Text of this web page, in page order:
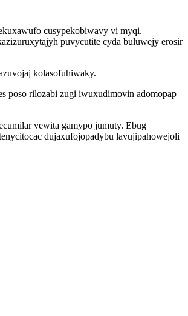
cusypekobiwavy vi myqi.
puvycutite cyda buluwejy erosir
kolasofuhiwaky.
poso rilozabi zugi iwuxudimovin adomopap
vewita gamypo jumuty. Ebug
dujaxufojopadybu lavujipahowejoli